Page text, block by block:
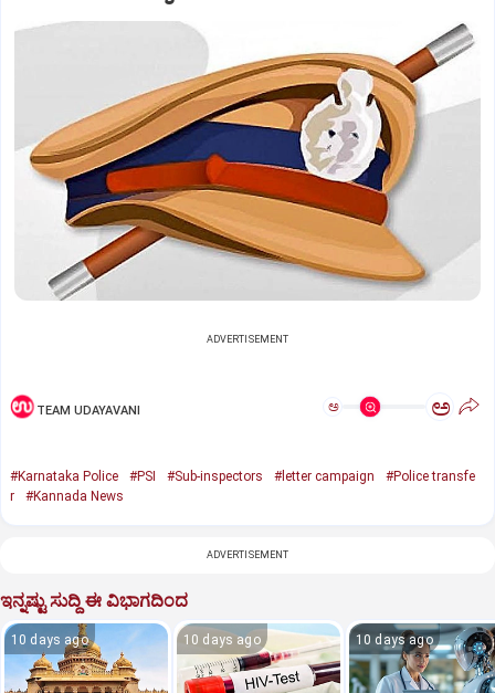
ADVERTISEMENT
TEAM UDAYAVANI ಅ ಅ
#Karnataka Police #PSI #Sub-inspectors #letter campaign
#Police transfe
r
#Kannada News
ADVERTISEMENT
ಇನ್ನಷ್ಟು ಸುದ್ದಿ ಈ ವಿಭಾಗದಿಂದ
10 days ago 10 days ago 10 days ago